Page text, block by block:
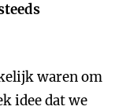
waren om
idee dat we